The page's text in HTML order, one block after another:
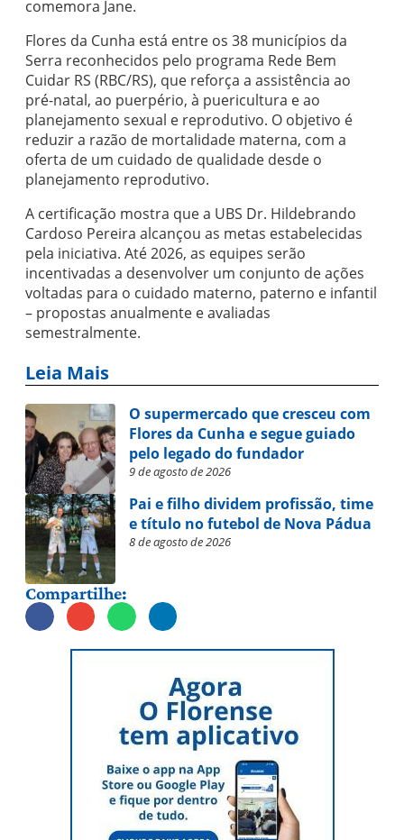
comemora Jane.
Flores da Cunha está entre os 38 municípios da
Serra reconhecidos pelo programa Rede Bem
Cuidar RS (RBC/RS), que reforça a assistência ao
pré-natal, ao puerpério, à puericultura e ao
planejamento sexual e reprodutivo. O objetivo é
reduzir a razão de mortalidade materna, com a
oferta de um cuidado de qualidade desde o
planejamento reprodutivo.
A certificação mostra que a UBS Dr. Hildebrando
Cardoso Pereira alcançou as metas estabelecidas
pela iniciativa. Até 2026, as equipes serão
incentivadas a desenvolver um conjunto de ações
voltadas para o cuidado materno, paterno e infantil
– propostas anualmente e avaliadas
semestralmente.
Leia Mais
O supermercado que cresceu com
Flores da Cunha e segue guiado
pelo legado do fundador
9 de agosto de 2026
Pai e filho dividem profissão, time
e título no futebol de Nova Pádua
8 de agosto de 2026
Compartilhe: